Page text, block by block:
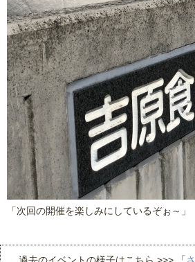
「次回の開催を楽しみにしているぞぉ～」